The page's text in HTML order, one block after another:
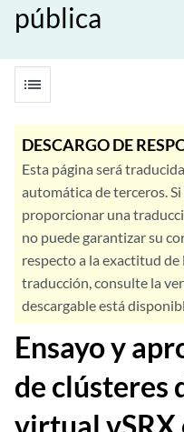
pública
list
DESCARGO DE
Esta página será
automática de terceros.
proporcionar una
no puede garantizar su
respecto a la exactitud
traducción, consulte la
descargable está
Ensayo y
de clústeres